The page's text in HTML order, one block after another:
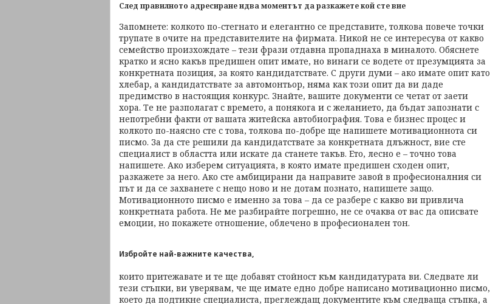
След правилното адресиране идва моментът да разкажетекой сте вие
Запомнете: колкото по-стегнато и елегантно се представите, толкова повече точки
трупате в очите на представителите на фирмата. Никой не се интересува от какво
семейство произхождате – тези фрази отдавна пропаднаха в миналото. Обяснете
кратко и ясно какъв предишен опит имате, но винаги се водете от презумцията за
конкретната позиция, за която кандидатствате. С други думи – ако имате опит като
хлебар, а кандидатствате за автомонтьор, няма как този опит да ви даде
предимство в настоящия конкурс. Знайте, вашите документи се четат от заети
хора. Те не разполагат с времето, а понякога и с желанието, да бъдат запознати с
непотребни факти от вашата житейска автобиография. Това е бизнес процес и
колкото по-наясно сте с това, толкова по-добре ще напишете мотивационнота си
писмо. За да сте решили да кандидатствате за конкретната длъжност, вие сте
специалист в областта или искате да станете такъв. Ето, лесно е – точно това
напишете. Ако изберем ситуацията, в която имате предишен сходен опит,
разкажете за него. Ако сте амбицирани да направите завой в професионалния си
път и да се захванете с нещо ново и не дотам познато, напишете защо.
Мотивационното писмо е именно за това – да се разбере с какво ви привлича
конкретната работа. Не ме разбирайте погрешно, не се очаква от вас да описвате
емоции, но покажете отношение, облечено в професионален тон.
Избройте най-важните качества,
които притежавате и те ще добавят стойност към кандидатурата ви. Следвате ли
тези стъпки, ви уверявам, че ще имате едно добре написано мотивационно писмо,
което да подтикне специалиста, преглеждащ документите към следваща стъпка, а